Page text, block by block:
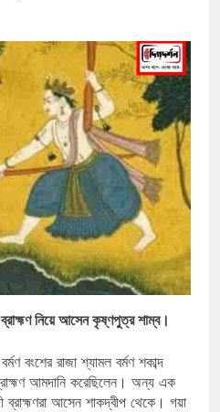
নিয়ে আসেন কৃষ্ণপুত্র শাম্ব।
বংশের রাজা শ্যামল বর্মণ শকাব্দ
আমদানি করেছিলেন। অন্য এক
ব্রাহ্মণরা আসেন শাকদ্বীপ থেকে। গয়া